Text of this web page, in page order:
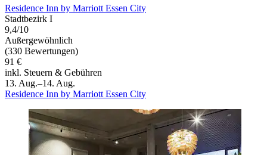
Residence Inn by Marriott Essen City
Stadtbezirk I
9,4/10
Außergewöhnlich
(330 Bewertungen)
91 €
inkl. Steuern & Gebühren
13. Aug.–14. Aug.
Residence Inn by Marriott Essen City